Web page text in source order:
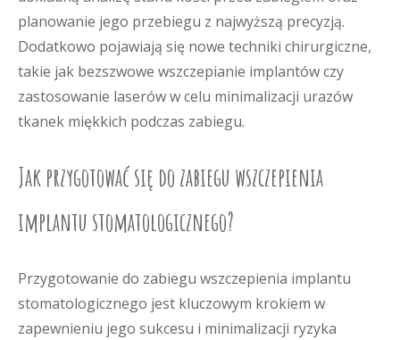
planowanie jego przebiegu z najwyższą precyzją.
Dodatkowo pojawiają się nowe techniki chirurgiczne,
takie jak bezszwowe wszczepianie implantów czy
zastosowanie laserów w celu minimalizacji urazów
tkanek miękkich podczas zabiegu.
Jak przygotować się do zabiegu wszczepienia
implantu stomatologicznego?
Przygotowanie do zabiegu wszczepienia implantu
stomatologicznego jest kluczowym krokiem w
zapewnieniu jego sukcesu i minimalizacji ryzyka